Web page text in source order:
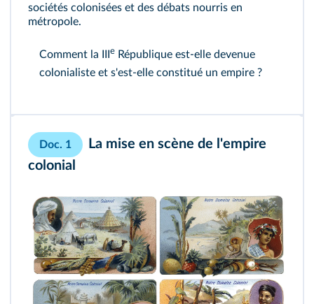
sociétés colonisées et des débats nourris en
métropole.
Comment la III e République est‑elle devenue
colonialiste et s'est‑elle constitué un empire ?
Doc. 1
La mise en scène de l'empire
colonial